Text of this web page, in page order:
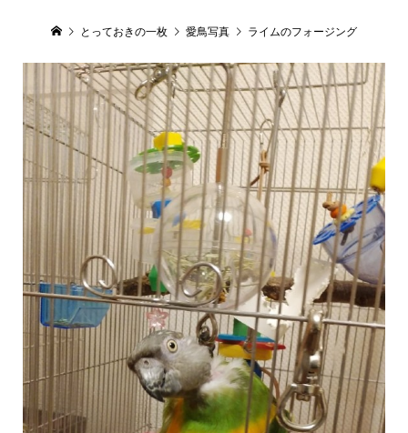
とっておきの一枚 愛鳥写真 ライムのフォージング